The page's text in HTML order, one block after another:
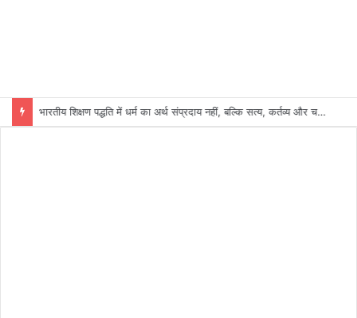
भारतीय शिक्षण पद्धति में धर्म का अर्थ संप्रदाय नहीं, बल्कि सत्य, कर्तव्य और चरित्र निर्माण है: विजय प्रकाश